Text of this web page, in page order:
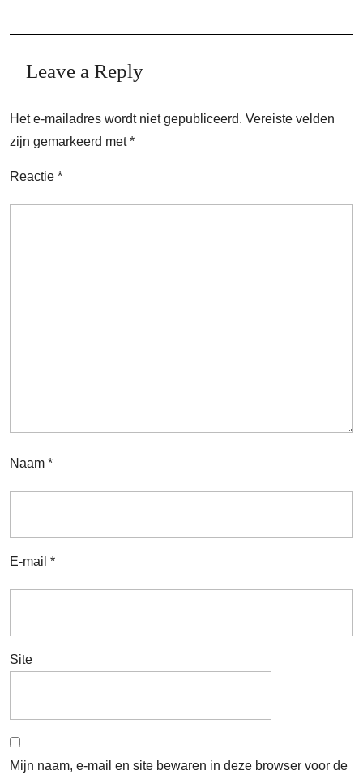
Leave a Reply
Het e-mailadres wordt niet gepubliceerd. Vereiste velden
zijn gemarkeerd met*
Reactie *
Naam *
E-mail *
Site
Mijn naam, e-mail en site bewaren in deze browser voor de